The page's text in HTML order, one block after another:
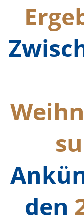
den